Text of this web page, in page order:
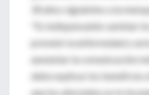
30 años siguientes a la
"Es indispensable cambiar
prevenir la enfermedad y
aumentar la comunicación
debe explicar los beneficios
que los afectados no lo